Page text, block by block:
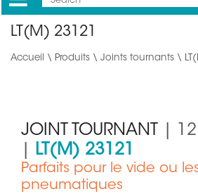
Mobile
Main
LT(M) 23121
Accueil \ Produits \ Joints tournants \
JOINT TOURNANT
| 12
LT(M) 23121
Parfaits pour le vide ou
pneumatiques